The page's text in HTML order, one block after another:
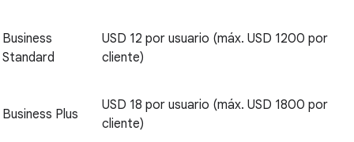
Business
Standard
USD 12 por usuario (máx. USD 1200 por
cliente)
Business Plus
USD 18 por usuario (máx. USD 1800 por
cliente)